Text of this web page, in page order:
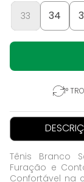
33 34
1°
Tênis Branco
Furação e
Confortável na